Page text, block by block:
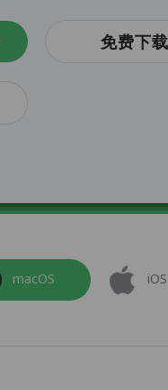
免费下载
macOS iOS